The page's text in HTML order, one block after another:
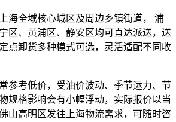
海全域核心城区及周边乡镇街道， 浦
区、黄浦区、静安区均可直达派送，送
点卸货多种模式可选，灵活适配不同收
参考低价，受油价波动、季节运力、节
规格影响会有小幅浮动，实际报价以当
山高明区发往上海物流需求，可随时咨